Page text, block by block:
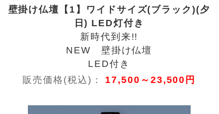
壁掛け仏壇【1】ワイドサイズ(ブラック)(夕
日) LED灯付き
新時代到来!!
NEW 壁掛け仏壇
LED付き
販売価格(税込)： 17,500～23,500円